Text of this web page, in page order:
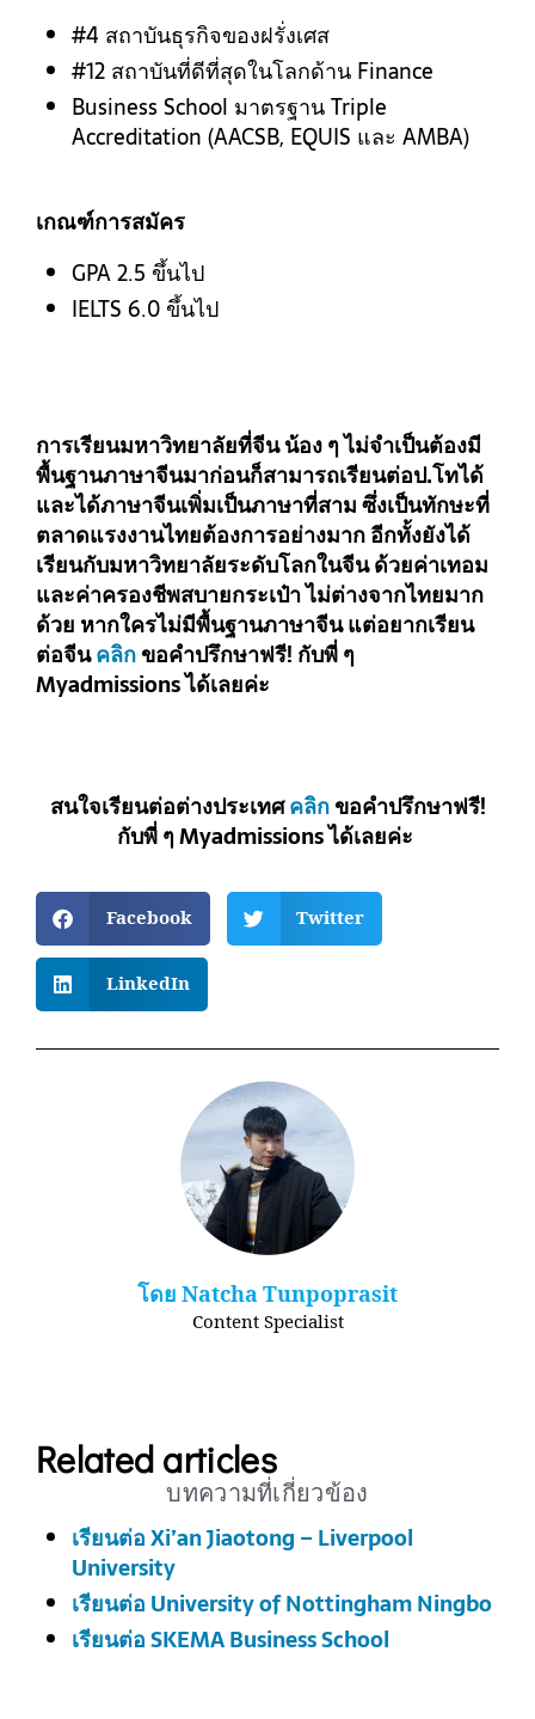
#4 สถาบันธุรกิจของฝรั่งเศส
#12 สถาบันที่ดีที่สุดในโลกด้าน Finance
Business School มาตรฐาน Triple
Accreditation (AACSB, EQUIS และ AMBA)
เกณฑ์การสมัคร
GPA 2.5 ขึ้นไป
IELTS 6.0 ขึ้นไป
การเรียนมหาวิทยาลัยที่จีน น้อง ๆ ไม่จำเป็นต้องมี
พื้นฐานภาษาจีนมาก่อนก็สามารถเรียนต่อป.โทได้
และได้ภาษาจีนเพิ่มเป็นภาษาที่สาม ซึ่งเป็นทักษะที่
ตลาดแรงงานไทยต้องการอย่างมาก อีกทั้งยังได้
เรียนกับมหาวิทยาลัยระดับโลกในจีน ด้วยค่าเทอม
และค่าครองชีพสบายกระเป๋า ไม่ต่างจากไทยมาก
ด้วย หากใครไม่มีพื้นฐานภาษาจีน แต่อยากเรียน
ต่อจีนคลิกขอคำปรึกษาฟรี! กับพี่ ๆ
Myadmissions ได้เลยค่ะ
สนใจเรียนต่อต่างประเทศคลิกขอคำปรึกษาฟรี!
กับพี่ ๆ Myadmissions ได้เลยค่ะ
Facebook Twitter
LinkedIn
โดย Natcha Tunpoprasit
Content​ Specialist​
Related articles
บทความที่เกี่ยวข้อง
เรียนต่อ Xi’an Jiaotong – Liverpool
University
เรียนต่อ University of Nottingham Ningbo
เรียนต่อ SKEMA Business School